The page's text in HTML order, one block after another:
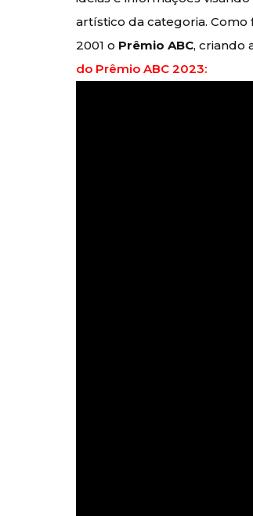
artístico da categoria.
2001 o Prêmio ABC, criando
do Prêmio ABC 2023: